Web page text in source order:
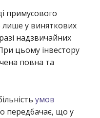
примусового
лише у виняткових
надзвичайних
цьому інвестору
повна та
умов
передбачає, що у